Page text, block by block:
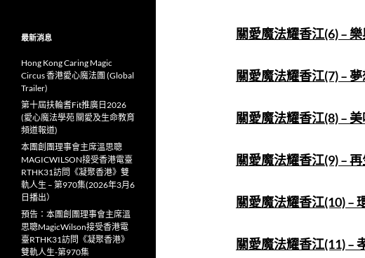
關愛魔法耀香江(6) –
關愛魔法耀香江(7) –
關愛魔法耀香江(8) –
關愛魔法耀香江(9) –
關愛魔法耀香江(10) –
關愛魔法耀香江(11) –
最新消息
Hong Kong Caring Magic
Circus 香港愛心魔法團 (Global
Trailer)
第十屆扶輪耆Fit推廣日2026
(愛心魔法學苑 關愛及生命教育
頻道報道)
本團創團理事會主席溫思聰
MAGICWILSON接受香港電臺
RTHK31訪問《凝聚香港》雙
軌人生 – 第970集(2026年3月6
日播出）
預告：本團創團理事會主席溫
思聰MagicWilson接受香港電
臺RTHK31訪問《凝聚香港》
雙軌人生-第970集